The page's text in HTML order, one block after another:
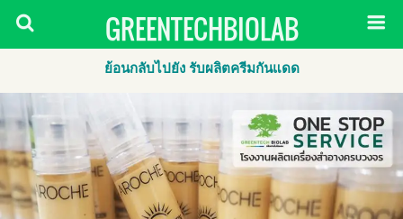
GREENTECHBIOLAB
ย้อนกลับไปยัง รับผลิตครีมกันแดด